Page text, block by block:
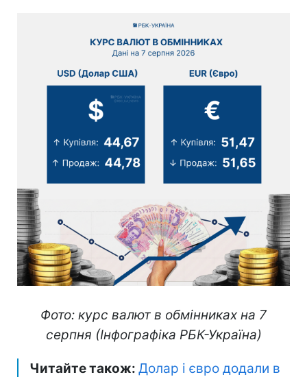
Фото: курс валют в обмінниках на 7
серпня (Інфографіка РБК-Україна)
Читайте також: Долар і євро додали в